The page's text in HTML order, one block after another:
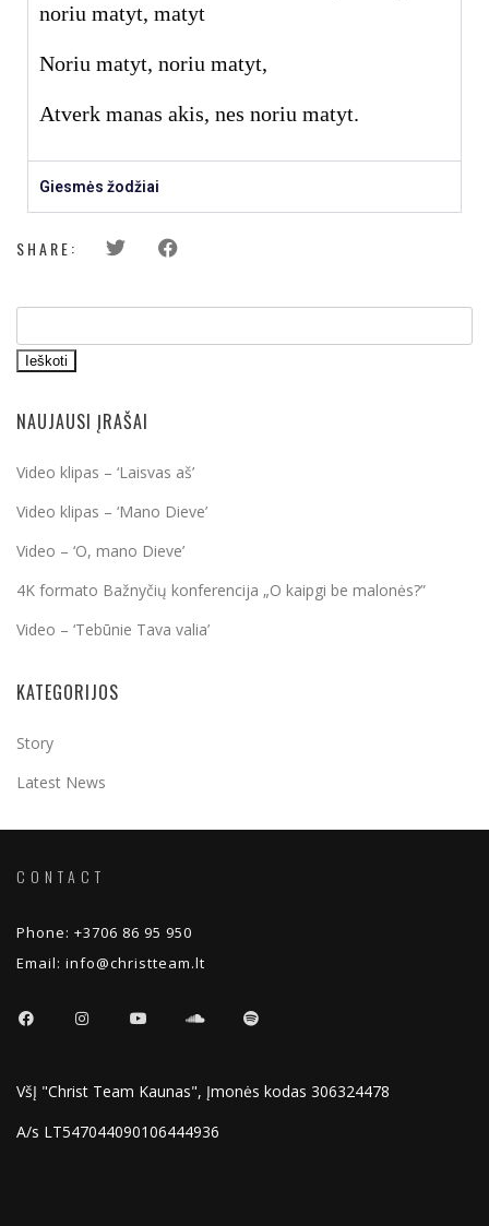
noriu matyt, matyt
Noriu matyt, noriu matyt,
Atverk manas akis, nes noriu matyt.
Giesmės žodžiai
SHARE:
Ieškoti
NAUJAUSI ĮRAŠAI
Video klipas – ‘Laisvas aš’
Video klipas – ‘Mano Dieve’
Video – ‘O, mano Dieve’
4K formato Bažnyčių konferencija „O kaipgi be malonės?”
Video – ‘Tebūnie Tava valia’
KATEGORIJOS
Story
Latest News
CONTACT
Phone: +3706 86 95 950
Email: info@christteam.lt
VšĮ "Christ Team Kaunas", Įmonės kodas 306324478
A/s LT547044090106444936